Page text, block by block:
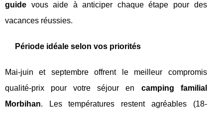
guide vous aide à anticiper chaque étape pour des
vacances réussies.
Période idéale selon vos priorités
Mai-juin et septembre offrent le meilleur compromis
qualité-prix pour votre séjour en camping familial
Morbihan. Les températures restent agréables (18-